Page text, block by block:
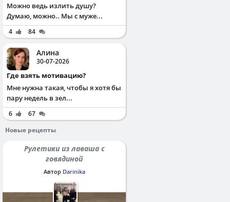
Можно ведь излить душу?
Думаю, можно.. Мы с муже...
4 84
Алина
30-07-2026
Где взять мотивацию?
Мне нужна такая, чтобы я хотя бы
пару недель в зел...
6
67
Новые рецепты
Рулетики из лаваша с
говядиной
Автор Darinika